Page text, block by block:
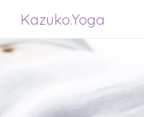
Kazuko.Yoga